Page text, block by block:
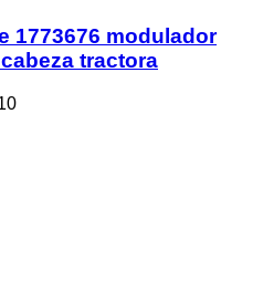
1773676 modulador
tractora